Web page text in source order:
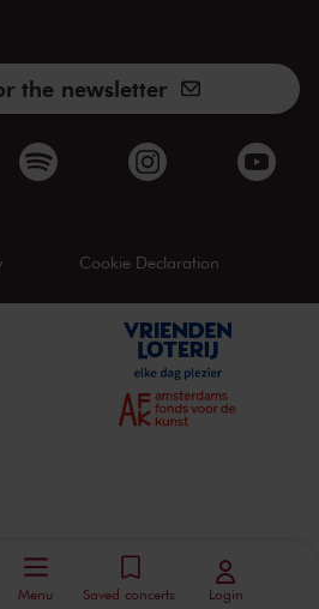
Menu Saved concerts Login
the newsletter
Cookie Declaration